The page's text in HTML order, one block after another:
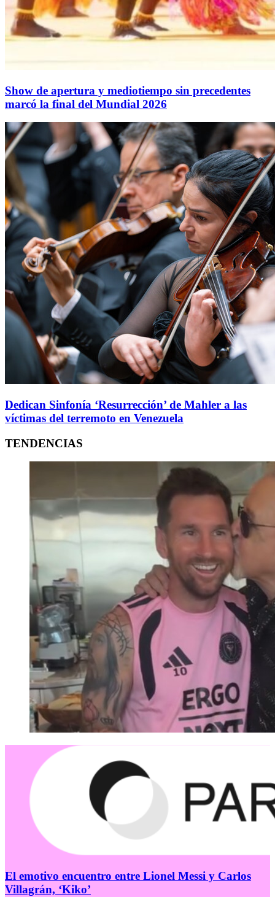
Show de apertura y mediotiempo sin precedentes
marcó la final del Mundial 2026
Dedican Sinfonía ‘Resurrección’ de Mahler a las
víctimas del terremoto en Venezuela
TENDENCIAS
El emotivo encuentro entre Lionel Messi y Carlos
Villagrán, ‘Kiko’